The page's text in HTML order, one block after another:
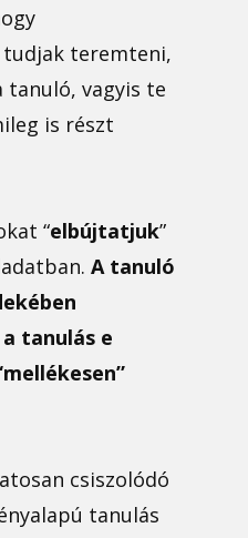
tudjak teremteni,
tanuló, vagyis te
is részt
“elbújtatjuk”
A tanuló
tanulás e
csiszolódó
tanulás